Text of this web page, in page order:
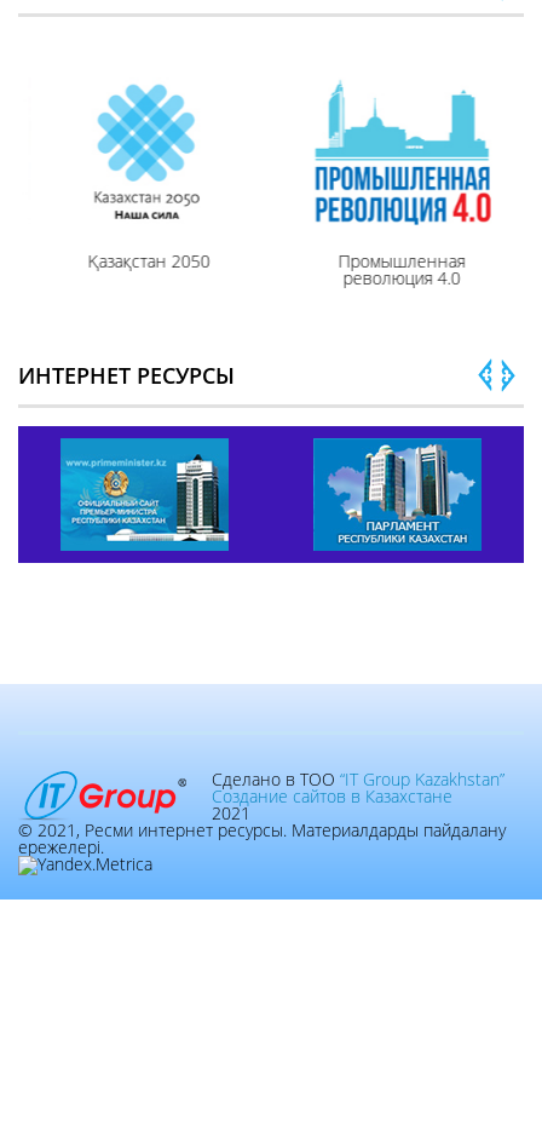
Қазақстан 2050 Промышленная
революция 4.0
ИНТЕРНЕТ РЕСУРСЫ
Сделано в ТОО “IT Group Kazakhstan”
Создание сайтов в Казахстане
2021
© 2021, Ресми интернет ресурсы. Материалдарды пайдалану
ережелері.